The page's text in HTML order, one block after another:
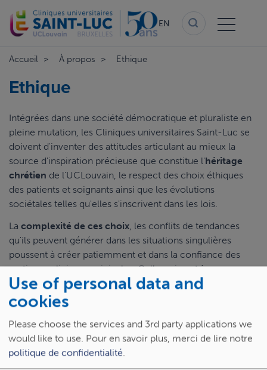
main
EN
Accueil À propos Ethique
Ethique
Intégrées dans une société démocratique et pluraliste en
pleine mutation, les Cliniques universitaires Saint-Luc se
doivent d'inventer des attitudes articulant au mieux la
source d'inspiration précieuse que constitue l'héritage
chrétien de l'UCLouvain, le respect des choix éthiques
des patients et soignants ainsi que les évolutions
sociétales telles qu'elles s'inscrivent dans les lois.
La complexité de ces choix , les conflits de tendances
qu'ils peuvent générer dans les situations singulières
poussent à créer patiemment et dans la confiance des
pratiques cliniques originales. Celles-ci sont à encourager
dans la mesure où elles se soutiennent d'une éthique
positive proche de la situation du patient et respectueuse
éthique de la discussion, collégiale et multidisciplinaire.
Parmi ces initiatives, il faut retenir, e.a., l'inscription
Use of personal data and
cookies
Please choose the services and 3rd party applications we
would like to use. Pour en savoir plus, merci de lire notre
politique de confidentialité.